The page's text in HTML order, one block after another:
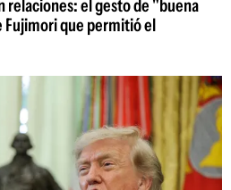
relaciones: el gesto de "buena
que permitió el